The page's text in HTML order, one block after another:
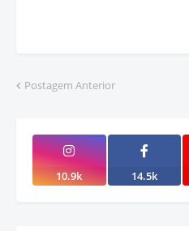
Postagem Anterior
10.9k 14.5k